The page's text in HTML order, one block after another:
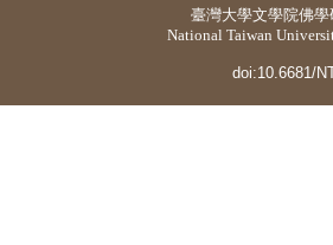
臺灣大學文學院佛
National Taiwan
doi:10.6681/